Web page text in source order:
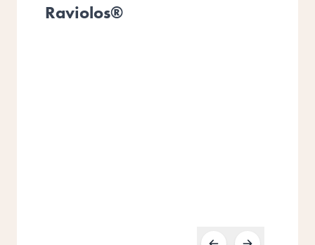
Raviolos®